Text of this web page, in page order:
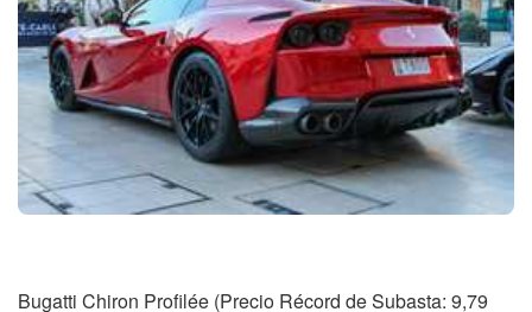
Bugatti Chiron Profilée (Precio Récord de Subasta: 9,79